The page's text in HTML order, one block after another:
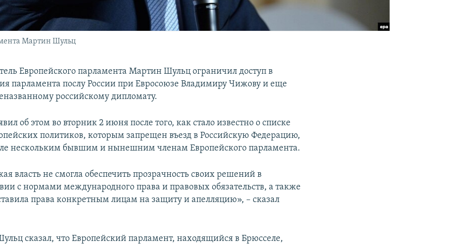
Мартин Шульц
Европейского парламента Мартин Шульц ограничил доступ в
парламента послу России при Евросоюзе Владимиру Чижову и еще
российскому дипломату.
об этом во вторник 2 июня после того, как стало известно о списке
политиков, которым запрещен въезд в Российскую Федерацию,
нескольким бывшим и нынешним членам Европейского парламента.
власть не смогла обеспечить прозрачность своих решений в
с нормами международного права и правовых обязательств, а также
права конкретным лицам на защиту и апелляцию», – сказал
сказал, что Европейский парламент, находящийся в Брюсселе,